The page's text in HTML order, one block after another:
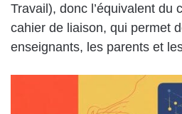
Travail), donc l’équivalent du
cahier de liaison, qui permet
enseignants, les parents et